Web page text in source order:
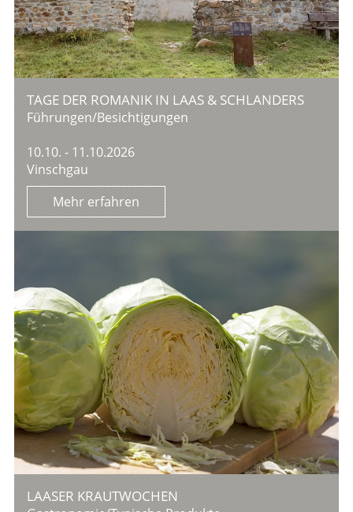
TAGE DER ROMANIK IN LAAS & SCHLANDERS
Führungen/Besichtigungen
10.10. - 11.10.2026
Vinschgau
Mehr erfahren
LAASER KRAUTWOCHEN